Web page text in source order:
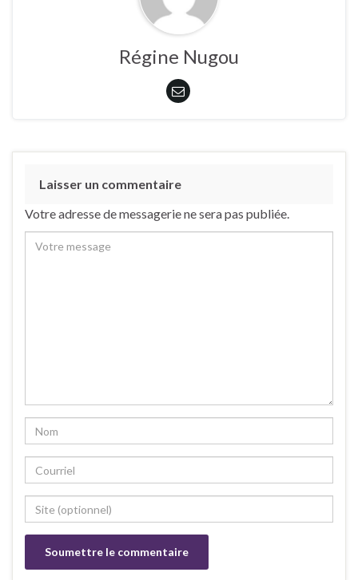
Régine Nugou
Laisser un commentaire
Votre adresse de messagerie ne sera pas publiée.